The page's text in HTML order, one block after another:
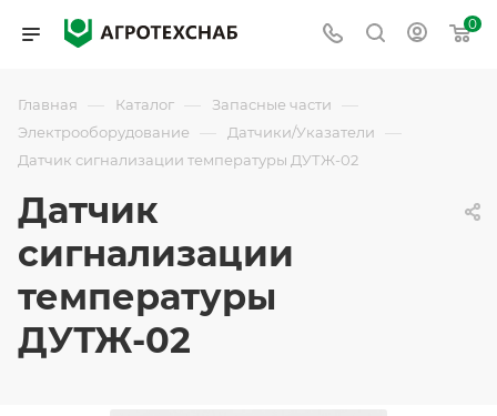
0
Главная — Каталог — Запасные части —
Электрооборудование — Датчики/Указатели —
Датчик сигнализации температуры ДУТЖ-02
Датчик
сигнализации
температуры
ДУТЖ-02